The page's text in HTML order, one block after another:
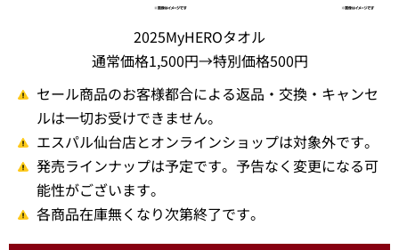
2025MyHEROタオル
通常価格1,500円→特別価格500円
セール商品のお客様都合による返品・交換・キャンセ
ルは一切お受けできません。
エスパル仙台店とオンラインショップは対象外です。
発売ラインナップは予定です。予告なく変更になる可
能性がございます。
各商品在庫無くなり次第終了です。